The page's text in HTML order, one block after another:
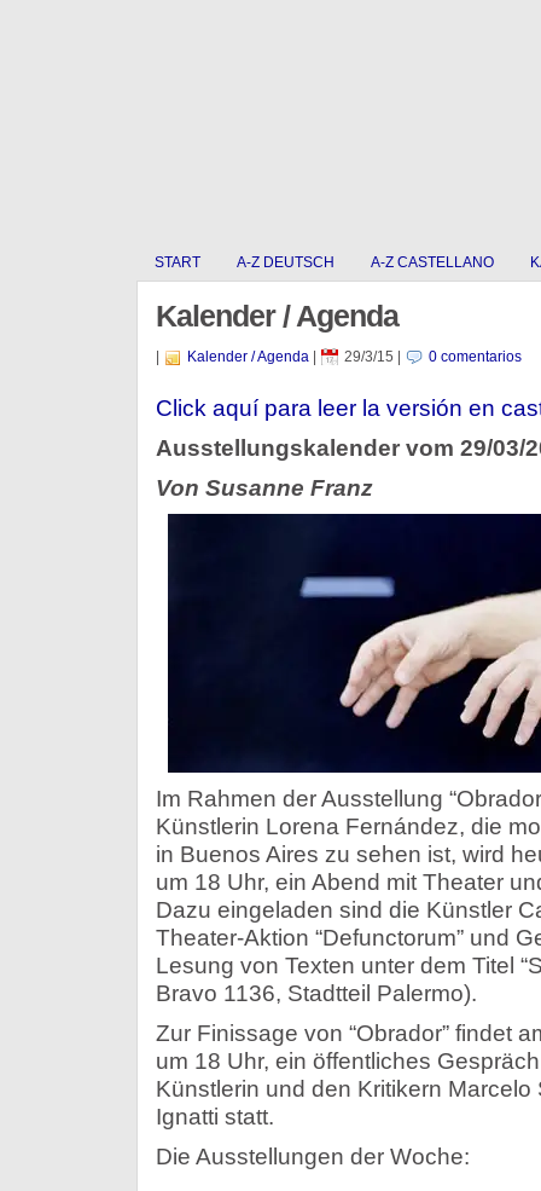
START A-Z DEUTSCH A-Z CASTELLANO
Kalender / Agenda
Kalender / Agenda| 29/3/15 0 comentarios
Click aquí­ para leer la versión en
Ausstellungskalender vom 29/03/
Von Susanne Franz
Im Rahmen der Ausstellung
Künstlerin Lorena Fernández, die
in Buenos Aires zu sehen ist, wird
um 18 Uhr, ein Abend mit Theater
Dazu eingeladen sind die Künstler
Theater-Aktion “Defunctorum” und
Lesung von Texten unter dem Titel
Bravo 1136, Stadtteil Palermo).
Zur Finissage von “Obrador” findet
um 18 Uhr, ein öffentliches
Künstlerin und den Kritikern
Ignatti statt.
Die Ausstellungen der Woche: